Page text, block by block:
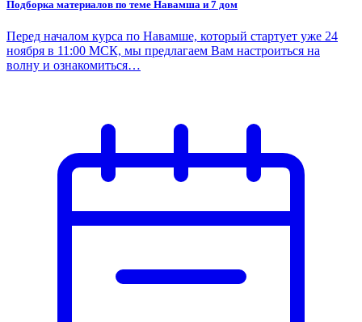
Подборка материалов по теме Навамша и 7 дом
Перед началом курса по Навамше, который стартует уже 24
ноября в 11:00 МСК, мы предлагаем Вам настроиться на
волну и ознакомиться…